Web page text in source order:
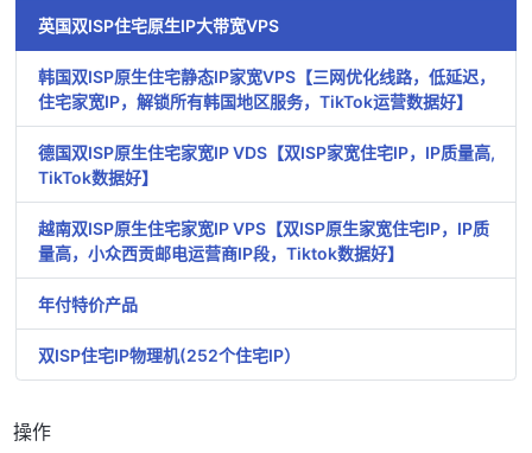
英国双ISP住宅原生IP大带宽VPS
韩国双ISP原生住宅静态IP家宽VPS【三网优化线路，低延迟，
住宅家宽IP，解锁所有韩国地区服务，TikTok运营数据好】
德国双ISP原生住宅家宽IP VDS【双ISP家宽住宅IP，IP质量高,
TikTok数据好】
越南双ISP原生住宅家宽IP VPS【双ISP原生家宽住宅IP，IP质
量高，小众西贡邮电运营商IP段，Tiktok数据好】
年付特价产品
双ISP住宅IP物理机(252个住宅IP）
操作